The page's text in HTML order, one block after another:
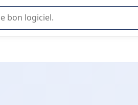
de logiciel SaaS en entreprise.